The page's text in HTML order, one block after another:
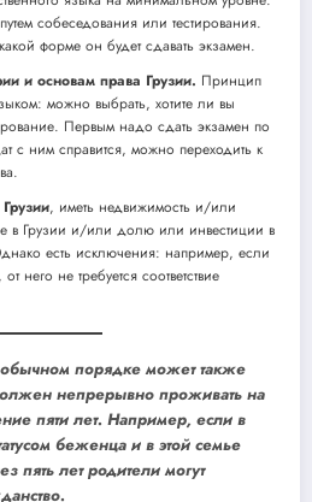
собеседования или тестирования.
форме он будет сдавать экзамен.
и основам права Грузии. Принцип
можно выбрать, хотите ли вы
Первым надо сдать экзамен по
с ним справится, можно переходить к
, иметь недвижимость и/или
в Грузии и/или долю или инвестиции в
есть исключения: например, если
него не требуется соответствие
обычном порядке может также
непрерывно проживать на
пяти лет. Например, если в
беженца и в этой семье
пять лет родители могут